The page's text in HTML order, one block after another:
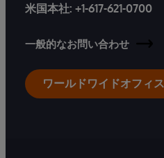
米国本社: +1-617-621-0700
一般的なお問い合わせ
ワールドワイドオフィス